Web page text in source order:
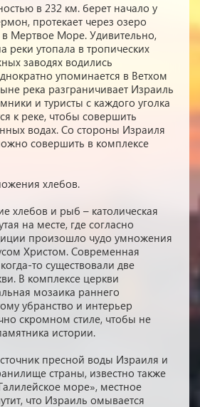
в 232 км. берет начало у
протекает через озеро
в Мертвое Море. Удивительно,
реки утопала в тропических
заводях водились
упоминается в Ветхом
река разграничивает Израиль
и туристы с каждого уголка
к реке, чтобы совершить
водах. Со стороны Израиля
совершить в комплексе
хлебов.
хлебов и рыб – католическая
на месте, где согласно
произошло чудо умножения
Христом. Современная
то существовали две
В комплексе церкви
мозаика раннего
убранство и интерьер
скромном стиле, чтобы не
истории.
пресной воды Израиля и
страны, известно также
море», местное
что Израиль омывается